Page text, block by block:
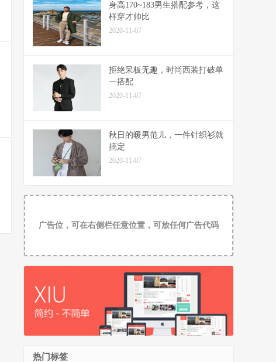
身高170~183男生搭配参考，这
样穿才帅比
2020-11-07
拒绝呆板无趣，时尚西装打破单
一搭配
2020-11-07
秋日的暖男范儿，一件针织衫就
搞定
2020-11-07
广告位，可在右侧栏任意位置，可放任何广告代码
热门标签